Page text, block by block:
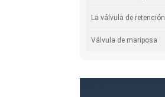
La válvula de retención
Válvula de mariposa